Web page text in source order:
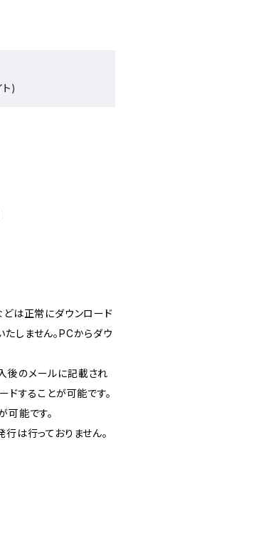
)
どは正常にダウンロード
しません。PCからダウ
後のメールに記載され
ドすることが可能です。
能です。
は行っておりません。